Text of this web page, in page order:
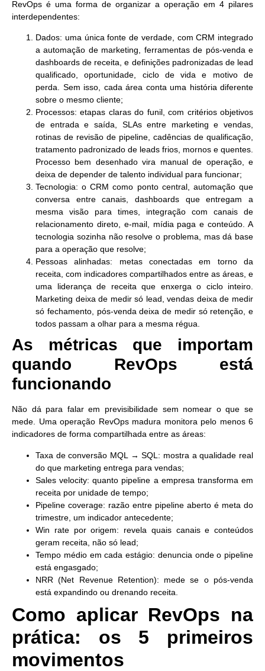
RevOps é uma forma de organizar a operação em 4 pilares
interdependentes:
Dados: uma única fonte de verdade, com CRM integrado
a automação de marketing, ferramentas de pós-venda e
dashboards de receita, e definições padronizadas de lead
qualificado, oportunidade, ciclo de vida e motivo de
perda. Sem isso, cada área conta uma história diferente
sobre o mesmo cliente;
Processos: etapas claras do funil, com critérios objetivos
de entrada e saída, SLAs entre marketing e vendas,
rotinas de revisão de pipeline, cadências de qualificação,
tratamento padronizado de leads frios, mornos e quentes.
Processo bem desenhado vira manual de operação, e
deixa de depender de talento individual para funcionar;
Tecnologia: o CRM como ponto central, automação que
conversa entre canais, dashboards que entregam a
mesma visão para times, integração com canais de
relacionamento direto, e-mail, mídia paga e conteúdo. A
tecnologia sozinha não resolve o problema, mas dá base
para a operação que resolve;
Pessoas alinhadas: metas conectadas em torno da
receita, com indicadores compartilhados entre as áreas, e
uma liderança de receita que enxerga o ciclo inteiro.
Marketing deixa de medir só lead, vendas deixa de medir
só fechamento, pós-venda deixa de medir só retenção, e
todos passam a olhar para a mesma régua.
As métricas que importam
quando RevOps está
funcionando
Não dá para falar em previsibilidade sem nomear o que se
mede. Uma operação RevOps madura monitora pelo menos 6
indicadores de forma compartilhada entre as áreas:
Taxa de conversão MQL → SQL: mostra a qualidade real
do que marketing entrega para vendas;
Sales velocity: quanto pipeline a empresa transforma em
receita por unidade de tempo;
Pipeline coverage: razão entre pipeline aberto é meta do
trimestre, um indicador antecedente;
Win rate por origem: revela quais canais e conteúdos
geram receita, não só lead;
Tempo médio em cada estágio: denuncia onde o pipeline
está engasgado;
NRR (Net Revenue Retention): mede se o pós-venda
está expandindo ou drenando receita.
Como aplicar RevOps na
prática: os 5 primeiros
movimentos